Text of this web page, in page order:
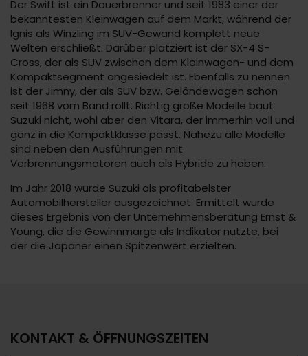
Der Swift ist ein Dauerbrenner und seit 1983 einer der
bekanntesten Kleinwagen auf dem Markt, während der
Ignis als Winzling im SUV-Gewand komplett neue
Welten erschließt. Darüber platziert ist der SX-4 S-
Cross, der als SUV zwischen dem Kleinwagen- und dem
Kompaktsegment angesiedelt ist. Ebenfalls zu nennen
ist der Jimny, der als SUV bzw. Geländewagen schon
seit 1968 vom Band rollt. Richtig große Modelle baut
Suzuki nicht, wohl aber den Vitara, der immerhin voll und
ganz in die Kompaktklasse passt. Nahezu alle Modelle
sind neben den Ausführungen mit
Verbrennungsmotoren auch als Hybride zu haben.
Im Jahr 2018 wurde Suzuki als profitabelster
Automobilhersteller ausgezeichnet. Ermittelt wurde
dieses Ergebnis von der Unternehmensberatung Ernst &
Young, die die Gewinnmarge als Indikator nutzte, bei
der die Japaner einen Spitzenwert erzielten.
KONTAKT & ÖFFNUNGSZEITEN